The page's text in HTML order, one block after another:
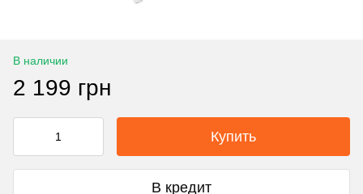
В наличии
2 199 грн
Купить
В кредит